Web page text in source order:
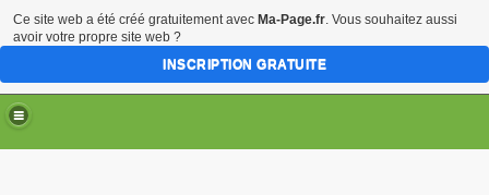
Ce site web a été créé gratuitement avec Ma-Page.fr. Vous souhaitez aussi
avoir votre propre site web ?
INSCRIPTION GRATUITE